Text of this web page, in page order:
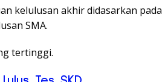
kelulusan akhir didasarkan pada
SMA.
tertinggi.